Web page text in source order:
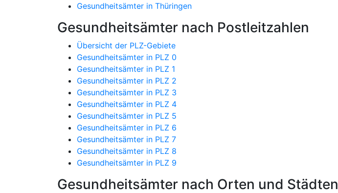
Gesundheitsämter in Thüringen
Gesundheitsämter nach Postleitzahlen
Übersicht der PLZ-Gebiete
Gesundheitsämter in PLZ 0
Gesundheitsämter in PLZ 1
Gesundheitsämter in PLZ 2
Gesundheitsämter in PLZ 3
Gesundheitsämter in PLZ 4
Gesundheitsämter in PLZ 5
Gesundheitsämter in PLZ 6
Gesundheitsämter in PLZ 7
Gesundheitsämter in PLZ 8
Gesundheitsämter in PLZ 9
Gesundheitsämter nach Orten und Städten